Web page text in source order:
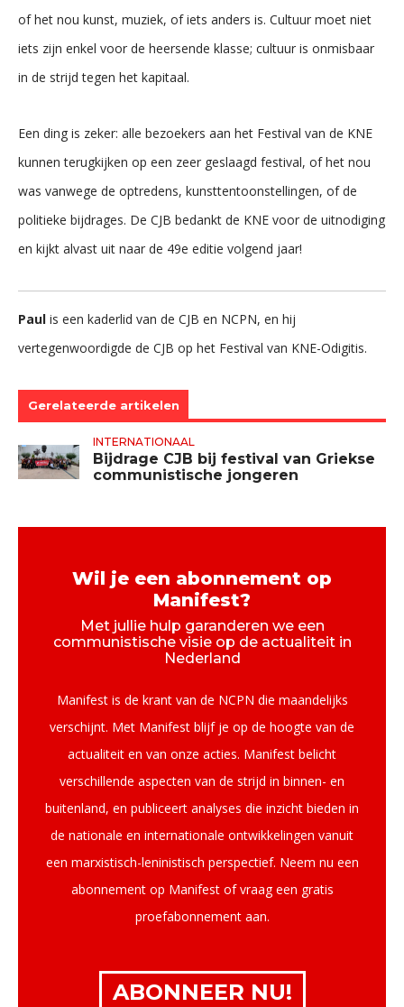
of het nou kunst, muziek, of iets anders is. Cultuur moet niet
iets zijn enkel voor de heersende klasse; cultuur is onmisbaar
in de strijd tegen het kapitaal.
Een ding is zeker: alle bezoekers aan het Festival van de KNE
kunnen terugkijken op een zeer geslaagd festival, of het nou
was vanwege de optredens, kunsttentoonstellingen, of de
politieke bijdrages. De CJB bedankt de KNE voor de uitnodiging
en kijkt alvast uit naar de 49e editie volgend jaar!
Paul is een kaderlid van de CJB en NCPN, en hij
vertegenwoordigde de CJB op het Festival van KNE-Odigitis.
Gerelateerde artikelen
INTERNATIONAAL
Bijdrage CJB bij festival van Griekse
communistische jongeren
Wil je een abonnement op
Manifest?
Met jullie hulp garanderen we een
communistische visie op de actualiteit in
Nederland
Manifest is de krant van de NCPN die maandelijks
verschijnt. Met Manifest blijf je op de hoogte van de
actualiteit en van onze acties. Manifest belicht
verschillende aspecten van de strijd in binnen- en
buitenland, en publiceert analyses die inzicht bieden in
de nationale en internationale ontwikkelingen vanuit
een marxistisch-leninistisch perspectief. Neem nu een
abonnement op Manifest of vraag een gratis
proefabonnement aan.
ABONNEER NU!